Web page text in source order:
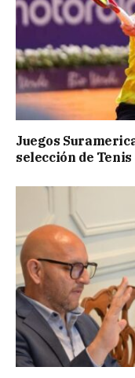
Juegos
selección de Tenis